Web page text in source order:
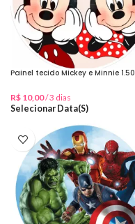
Painel tecido Mickey e Minnie 1.50
R$ 10,00/ 3 dias
Selecionar Data(s)